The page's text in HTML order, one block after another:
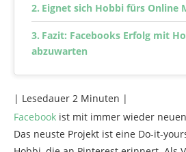
Eignet sich Hobbi fürs Online
Fazit: Facebooks Erfolg mit
abzuwarten
| Lesedauer 2 Minuten |
Facebook ist mit immer wieder
Das neuste Projekt ist eine Do-it-